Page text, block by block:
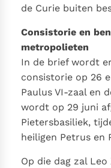
de Curie buiten
Consistorie en
metropolieten
In de brief wordt
consistorie op 26
Paulus VI-zaal en
wordt op 29 juni
Pietersbasiliek,
heiligen Petrus en
Op die dag zal